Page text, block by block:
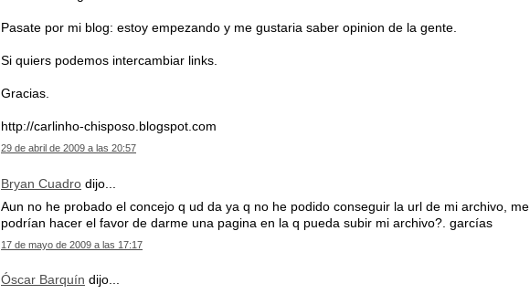
Pasate por mi blog: estoy empezando y me gustaria saber opinion de la gente.
Si quiers podemos intercambiar links.
Gracias.
http://carlinho-chisposo.blogspot.com
29 de abril de 2009 a las 20:57
Bryan Cuadro dijo...
Aun no he probado el concejo q ud da ya q no he podido conseguir la url de mi archivo, me
podrían hacer el favor de darme una pagina en la q pueda subir mi archivo?. garcías
17 de mayo de 2009 a las 17:17
Óscar Barquín dijo...